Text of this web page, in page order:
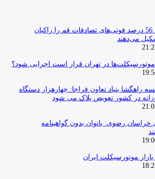
پلیس اعلام کرد: 56 درصد فوتی‌های تصادفات قم را راکبان
می‌دهند
موتورسیکلت‌ها در تهران قرار است اجرایی شود؟
راهگشا بنیاد تعاون فراجا: چهارهزار دستگاه
در کشور تعویض پلاک می شود
خراسان رضوی: بانوان بدون گواهینامه
موتورسیکلت ایران